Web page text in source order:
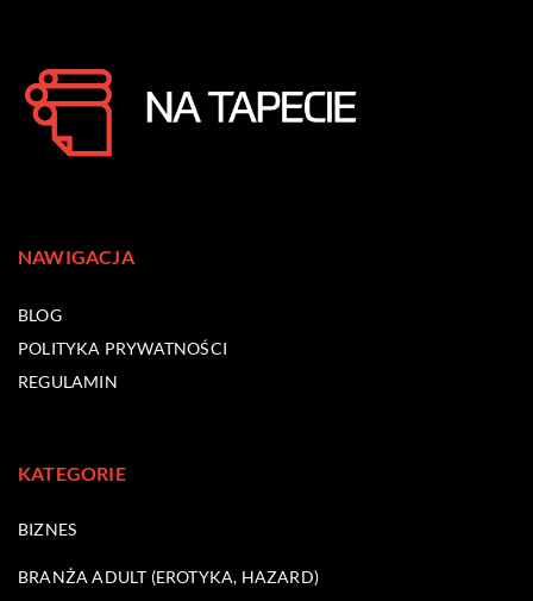
NAWIGACJA
BLOG
POLITYKA PRYWATNOŚCI
REGULAMIN
KATEGORIE
BIZNES
BRANŻA ADULT (EROTYKA, HAZARD)